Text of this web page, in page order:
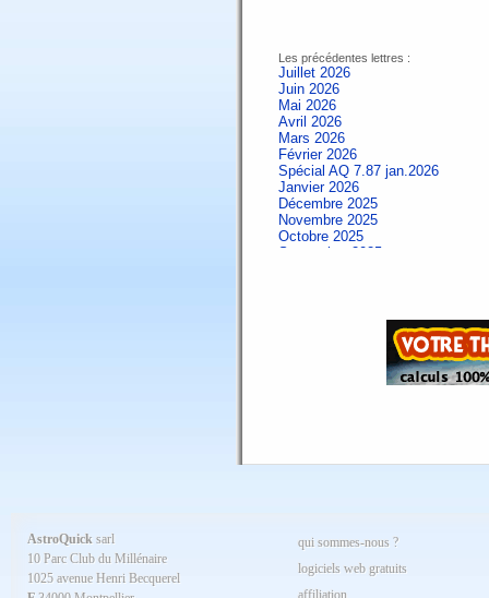
Les précédentes lettres :
Juillet 2026
Juin 2026
Mai 2026
Avril 2026
Mars 2026
Février 2026
Spécial AQ 7.87 jan.2026
Janvier 2026
Décembre 2025
Novembre 2025
Octobre 2025
Septembre 2025
Spécial AQ 7.84 jan.2025
Septembre 2024
Avril 2024
Mars 2024
Février 2024
AstroQuick sarl
10 Parc Club du Millénaire
1025 avenue Henri Becquerel
qui sommes-nous ?
logiciels web gratuits
affiliation